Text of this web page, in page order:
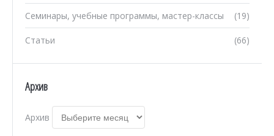
(19)
Семинары, учебные программы, мастер-классы
(66)
Статьи
Архив
Архив